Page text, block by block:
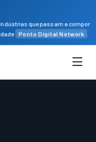
que passam a compor
Ponto Digital Network